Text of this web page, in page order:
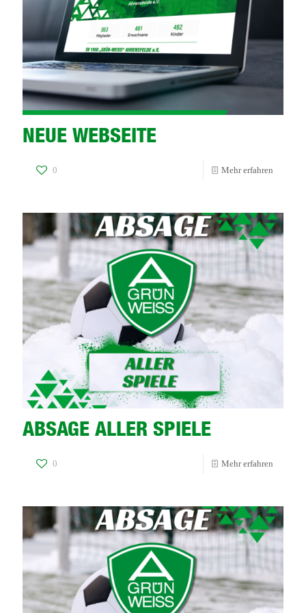
NEUE WEBSEITE
0 Mehr erfahren
ABSAGE ALLER SPIELE
0 Mehr erfahren
ALLER
SPIELE